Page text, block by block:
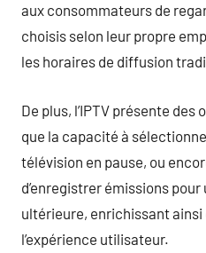
aux consommateurs de
choisis selon leur propre
les horaires de diffusion
De plus, l’IPTV présente
que la capacité à
télévision en pause, ou
d’enregistrer émissions
ultérieure, enrichissant
l’expérience utilisateur.